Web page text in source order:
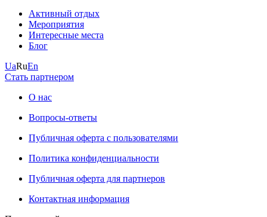
Активный отдых
Мероприятия
Интересные места
Блог
UaRuEn
Стать партнером
О нас
Вопросы-ответы
Публичная оферта с пользователями
Политика конфиденциальности
Публичная оферта для партнеров
Контактная информация